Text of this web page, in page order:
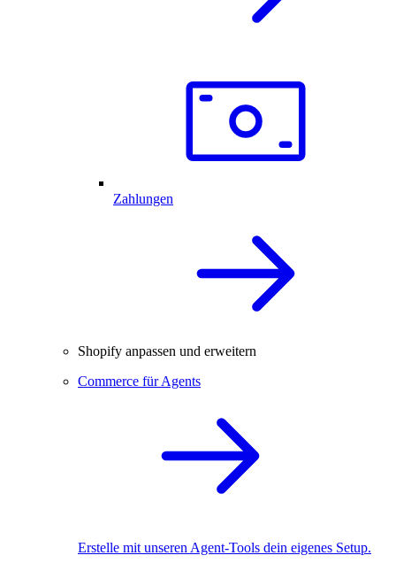
Zahlungen
Shopify anpassen und erweitern
Commerce für Agents
Erstelle mit unseren Agent-Tools dein eigenes Setup.